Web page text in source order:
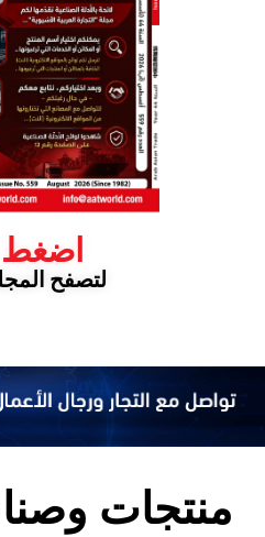
اضغط
لتصفح
منتجات